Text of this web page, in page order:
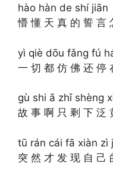
hào hàn de shí jiān
懵 懂 天 真 的 誓 言
yì qiè dōu fǎng fú
一 切 都 仿 佛 还 停
gù shi ā zhǐ shèng
故 事 啊 只 剩 下 泛
tū rán cái fā xiàn zì
突 然 才 发 现 自 己